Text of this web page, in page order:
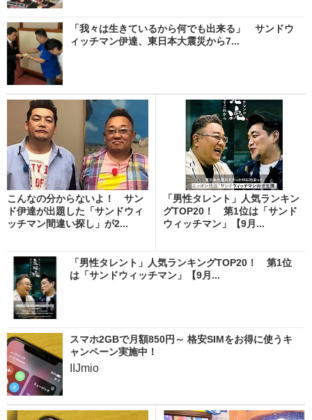
「我々は生きているから何でも出来る」 サンドウ
ィッチマン伊達、東日本大震災から7...
こんなの分からないよ！ サン
ド伊達が出題した「サンドウィ
ッチマン間違い探し」が2...
「男性タレント」人気ランキン
グTOP20！ 第1位は「サンド
ウィッチマン」【9月...
「男性タレント」人気ランキングTOP20！ 第1位
は「サンドウィッチマン」【9月...
スマホ2GBで月額850円～ 格安SIMをお得に使うキ
ャンペーン実施中！
IIJmio